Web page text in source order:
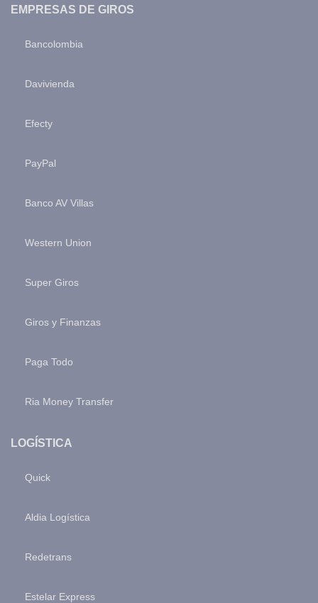
EMPRESAS DE GIROS
Bancolombia
Davivienda
Efecty
PayPal
Banco AV Villas
Western Union
Super Giros
Giros y Finanzas
Paga Todo
Ria Money Transfer
LOGÍSTICA
Quick
Aldia Logística
Redetrans
Estelar Express